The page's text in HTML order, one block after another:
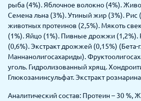
рыба (4%). Яблочное волокно (4%).
Семена льна (3%). Утиный жир (3%). Pис
животных протеинов (2,5%). Мякоть
(1%). Яйцо (1%). Пивные дрожжи (1,2%).
(0,6%). Экстракт дрожжей (0,15%)
Маннанолигосахариды).
уголь. Гидролизованный хрящ.
Глюкозаминсульфат. Экстракт
Аналитический состав: Протеин – 30 %,